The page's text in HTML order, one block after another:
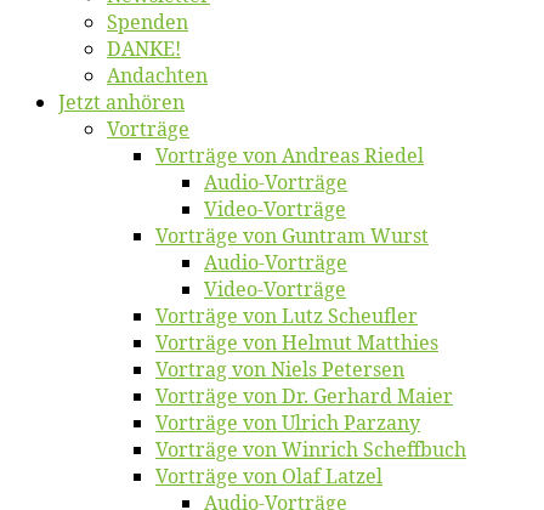
Spen­den
DANKE!
An­dach­ten
Jetzt an­hö­ren
Vor­trä­ge
Vor­trä­ge von An­dre­as Riedel
Au­dio-Vor­trä­ge
Vi­deo-Vor­trä­ge
Vor­trä­ge von Gun­tram Wurst
Au­dio-Vor­trä­ge
Vi­deo-Vor­trä­ge
Vor­trä­ge von Lutz Scheufler
Vor­trä­ge von Hel­mut Matthies
Vor­trag von Niels Petersen
Vor­trä­ge von Dr. Ger­hard Maier
Vor­trä­ge von Ul­rich Parzany
Vor­trä­ge von Win­rich Scheffbuch
Vor­trä­ge von Olaf Latzel
Au­dio-Vor­trä­ge